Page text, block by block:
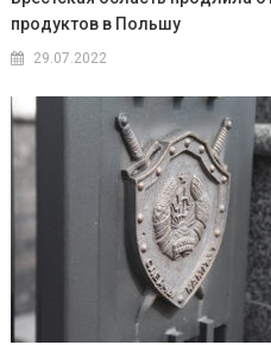
продуктов в Польшу
29.07.2022